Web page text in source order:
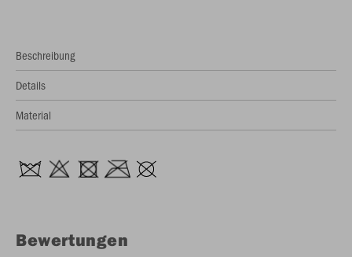
Beschreibung
Details
Material
Bewertungen